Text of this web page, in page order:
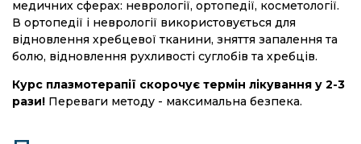
медичних сферах: неврології, ортопедії, косметології.
В ортопедії і неврології використовується для
відновлення хребцевої тканини, зняття запалення та
болю, відновлення рухливості суглобів та хребців.
Курс плазмотерапії скорочує термін лікування у 2-3
рази! Переваги методу - максимальна безпека.